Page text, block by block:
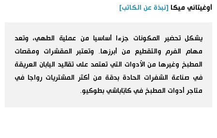
اللغة اليابانية تواصل معنا
أوغيتاني ميكا [نبذة عن الكاتب]
يشكل تحضير المكونات جزءا أساسيا من عملية الطهي، وتعد
مهام الفرم والتقطيع من أبرزها. وتعتبر المقشرات ومقصات
المطبخ وغيرها من الأدوات التي تعتمد على تقاليد اليابان العريقة
في صناعة الشفرات الحادة بدقة من أكثر المشتريات رواجا في
متاجر أدوات المطبخ في كابّاباشي بطوكيو.